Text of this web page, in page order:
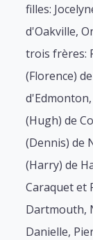
filles:
d'Oakville,
trois frères:
(Florence)
(Hugh) de
(Dennis) de
(Harry) de
Caraquet et
Dartmouth,
Danielle,